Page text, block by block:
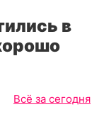
в
Всё за сегодня